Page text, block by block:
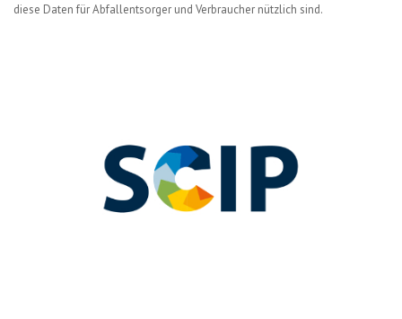
diese Daten für Abfallentsorger und Verbraucher nützlich sind.